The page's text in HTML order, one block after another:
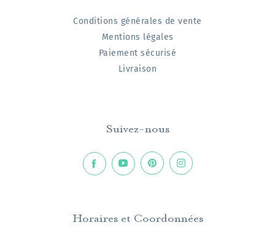
Conditions générales de vente
Mentions légales
Paiement sécurisé
Livraison
Suivez-nous
Horaires et Coordonnées